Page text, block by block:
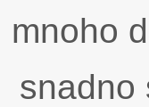
mnoho
snadno